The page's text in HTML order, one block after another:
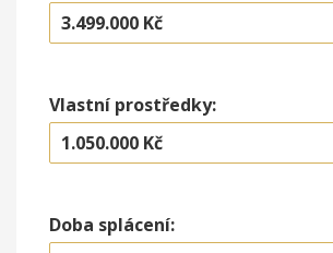
Vlastní prostředky:
Doba splácení: